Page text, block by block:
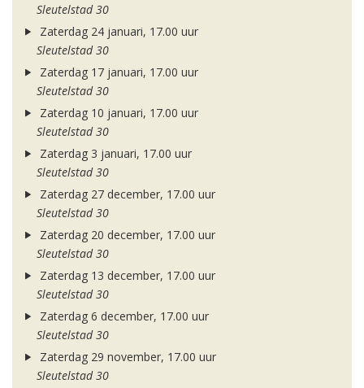
Sleutelstad 30
Zaterdag 24 januari, 17.00 uur
Sleutelstad 30
Zaterdag 17 januari, 17.00 uur
Sleutelstad 30
Zaterdag 10 januari, 17.00 uur
Sleutelstad 30
Zaterdag 3 januari, 17.00 uur
Sleutelstad 30
Zaterdag 27 december, 17.00 uur
Sleutelstad 30
Zaterdag 20 december, 17.00 uur
Sleutelstad 30
Zaterdag 13 december, 17.00 uur
Sleutelstad 30
Zaterdag 6 december, 17.00 uur
Sleutelstad 30
Zaterdag 29 november, 17.00 uur
Sleutelstad 30